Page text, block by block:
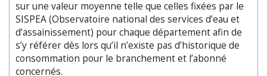
sur une valeur moyenne telle que celles fixées par le
SISPEA (Observatoire national des services d’eau et
d’assainissement) pour chaque département afin de
s’y référer dès lors qu’il n’existe pas d’historique de
consommation pour le branchement et l’abonné
concernés.